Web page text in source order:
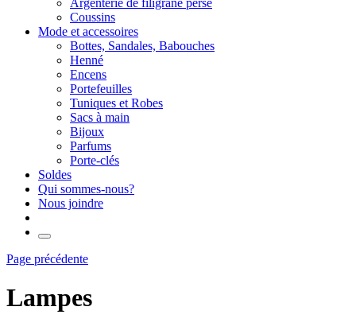
Argenterie de filigrane perse
Coussins
Mode et accessoires
Bottes, Sandales, Babouches
Henné
Encens
Portefeuilles
Tuniques et Robes
Sacs à main
Bijoux
Parfums
Porte-clés
Soldes
Qui sommes-nous?
Nous joindre
Page précédente
Lampes